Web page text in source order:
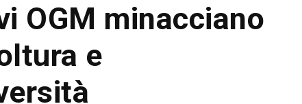
OGM minacciano
e